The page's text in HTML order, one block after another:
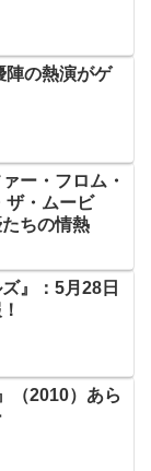
陣の熱演がゲ
ー・フロム・
ザ・ムービ
ちの情熱
』：5月28日
（2010）あら